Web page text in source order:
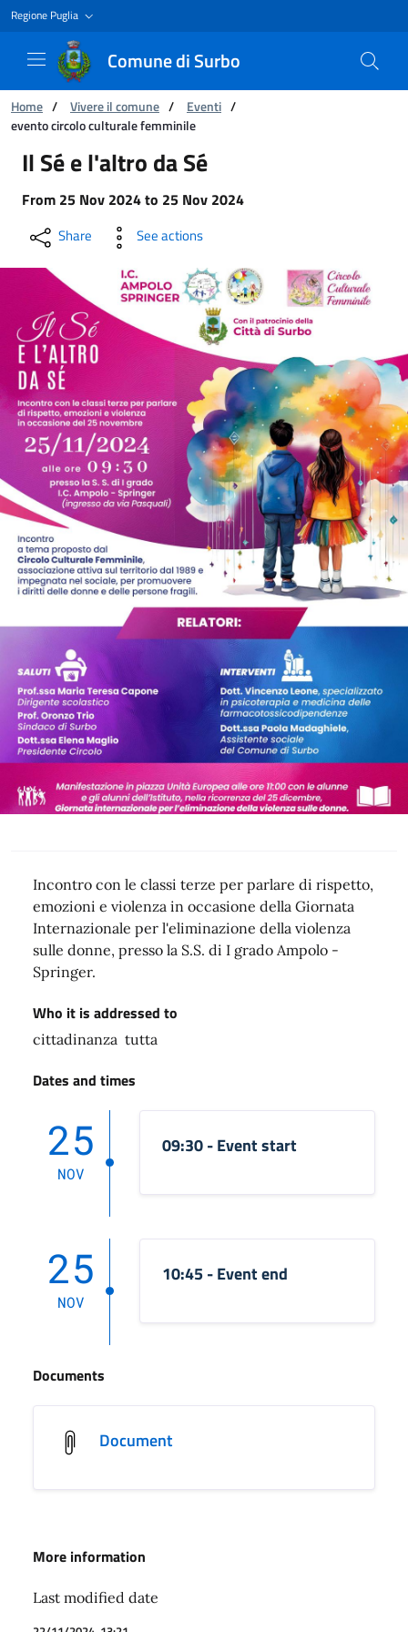
Regione Puglia
Comune di Surbo
You are:
Home / Vivere il comune / Eventi /
evento circolo culturale femminile
evento circolo culturale femminile
Il Sé e l'altro da Sé
From 25 Nov 2024to 25 Nov 2024
Share See actions
Incontro con le classi terze per parlare di rispetto,
emozioni e violenza in occasione della Giornata
Internazionale per l'eliminazione della violenza
sulle donne, presso la S.S. di I grado Ampolo -
Springer.
Who it is addressed to
cittadinanza tutta
Dates and times
25
NOV
09:30 - Event start
25
NOV
10:45 - Event end
Documents
Document
More information
Last modified date